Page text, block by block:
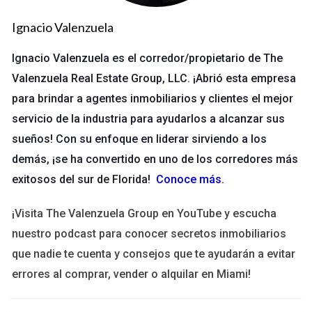
último, el análisis de datos es esencial para comprender qué
tácticas están funcionando y cuáles requieren ajustes.
Estudio de Caso: Éxito en el Marketing Digital
Una pequeña empresa de diseño en Miami implementó una
estrategia de SEO local y marketing de contenido, lo que
resultó en un aumento del 40% en las solicitudes de
presupuesto en solo tres meses. Este tipo de éxito se puede
replicar si se dedica el tiempo y los recursos necesarios para
entender y aplicar tácticas digitales efectivas.
Uso de Redes Sociales
Las redes sociales son un terreno fértil para la generación de
prospectos. Plataformas como Instagram, Facebook y
LinkedIn no solo facilitan la interacción con clientes
Ignacio Valenzuela
Ignacio Valenzuela es el corredor/propietario de The
Valenzuela Real Estate Group, LLC. ¡Abrió esta empresa
para brindar a agentes inmobiliarios y clientes el mejor
servicio de la industria para ayudarlos a alcanzar sus
sueños! Con su enfoque en liderar sirviendo a los
demás, ¡se ha convertido en uno de los corredores más
exitosos del sur de Florida! Conoce más.
¡Visita The Valenzuela Group en YouTube y escucha
nuestro podcast para conocer secretos inmobiliarios
que nadie te cuenta y consejos que te ayudarán a evitar
errores al comprar, vender o alquilar en Miami!